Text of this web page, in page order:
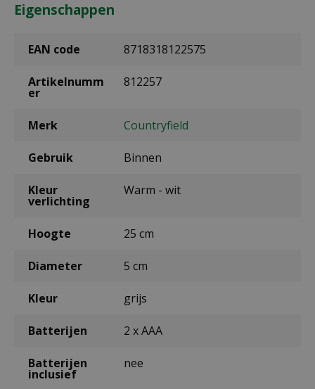
Eigenschappen
EAN code 8718318122575
Artikelnumm
er
812257
Merk Countryfield
Gebruik Binnen
Kleur
verlichting
Warm - wit
Hoogte 25 cm
Diameter 5 cm
Kleur grijs
Batterijen 2 x AAA
Batterijen
inclusief
nee